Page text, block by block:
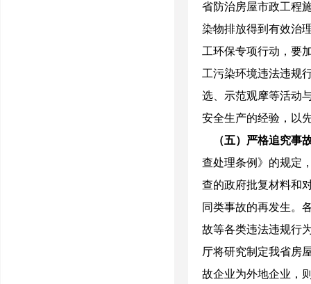
省防治房屋市政工程
染物排放得到有效治
工环保专项行动，要
工污染环境违法违规
选、示范观摩等活动
安全生产的经验，以
（五）严格追究事
查处理条例》的规定
查的政府批复材料和
同类事故的再发生。
故等各类违法违规行
厅将研究制定我省房
故企业为外地企业，